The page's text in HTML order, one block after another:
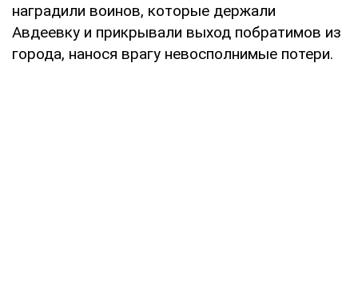
наградили воинов, которые держали
Авдеевку и прикрывали выход побратимов из
города, нанося врагу невосполнимые потери.